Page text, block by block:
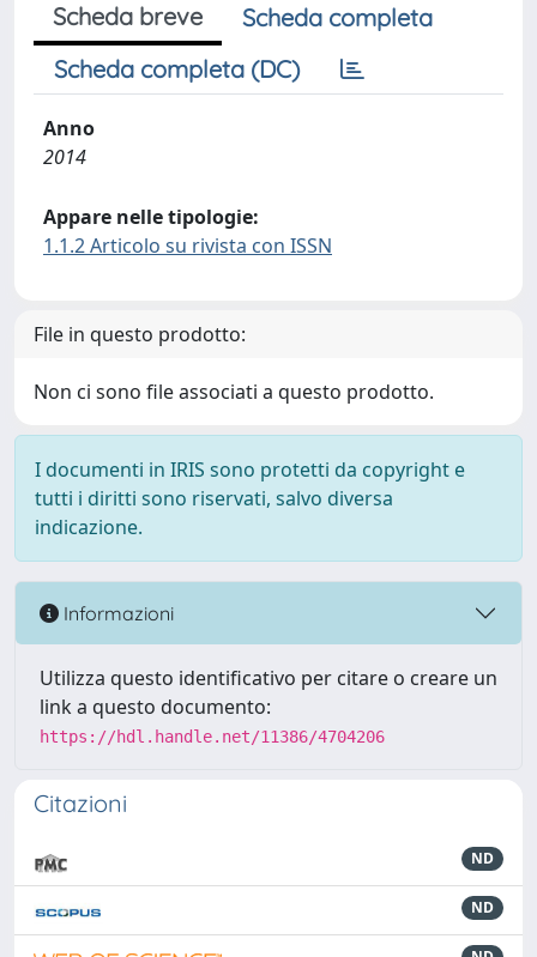
Scheda breve
Scheda completa
Scheda completa (DC)
Anno
2014
Appare nelle tipologie:
1.1.2 Articolo su rivista con ISSN
File in questo prodotto:
Non ci sono file associati a questo prodotto.
I documenti in IRIS sono protetti da copyright e
tutti i diritti sono riservati, salvo diversa
indicazione.
Informazioni
Utilizza questo identificativo per citare o creare un
link a questo documento:
https://hdl.handle.net/11386/4704206
Citazioni
ND
ND